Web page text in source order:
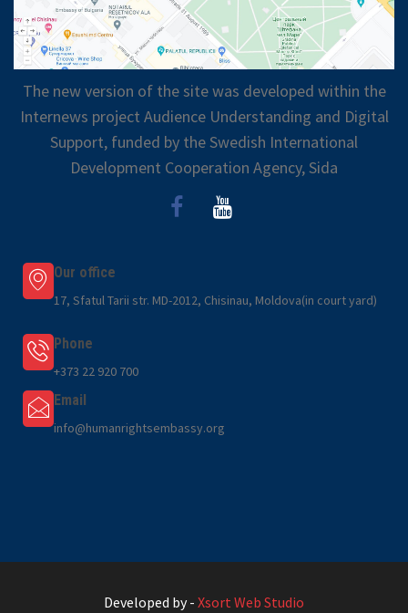
The new version of the site was developed within the
Internews project Audience Understanding and Digital
Support, funded by the Swedish International
Development Cooperation Agency, Sida
Our office
17, Sfatul Tarii str. MD-2012, Chisinau, Moldova(in court yard)
Phone
+373 22 920 700
Email
info@humanrightsembassy.org
Developed by - Xsort Web Studio